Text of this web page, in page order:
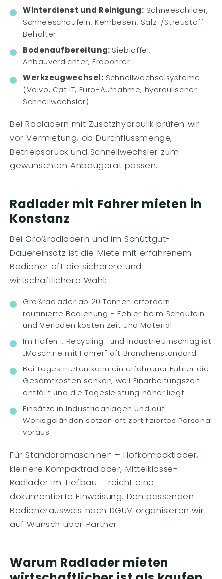
Winterdienst und Reinigung: Schneeschilder,
Schneeschaufeln, Kehrbesen, Salz-/Streustoff-
Behälter
Bodenaufbereitung: Sieblöffel,
Anbauverdichter, Erdbohrer
Werkzeugwechsel: Schnellwechselsysteme
(Volvo, Cat IT, Euro-Aufnahme, hydraulischer
Schnellwechsler)
Bei Radladern mit Zusatzhydraulik prüfen wir
vor Vermietung, ob Durchflussmenge,
Betriebsdruck und Schnellwechsler zum
gewünschten Anbaugerät passen.
Radlader mit Fahrer mieten in
Konstanz
Bei Großradladern und im Schüttgut-
Dauereinsatz ist die Miete mit erfahrenem
Bediener oft die sicherere und
wirtschaftlichere Wahl:
Großradlader ab 20 Tonnen erfordern
routinierte Bedienung – Fehler beim Schaufeln
und Verladen kosten Zeit und Material
Im Hafen-, Recycling- und Industrieumschlag ist
„Maschine mit Fahrer" oft Branchenstandard
Bei Tagesmieten kann ein erfahrener Fahrer die
Gesamtkosten senken, weil Einarbeitungszeit
entfällt und die Tagesleistung höher liegt
Einsätze in Industrieanlagen und auf
Werksgeländen setzen oft zertifiziertes Personal
voraus
Für Standardmaschinen – Hofkompaktlader,
kleinere Kompaktradlader, Mittelklasse-
Radlader im Tiefbau – reicht eine
dokumentierte Einweisung. Den passenden
Bedienerausweis nach DGUV organisieren wir
auf Wunsch über Partner.
Warum Radlader mieten